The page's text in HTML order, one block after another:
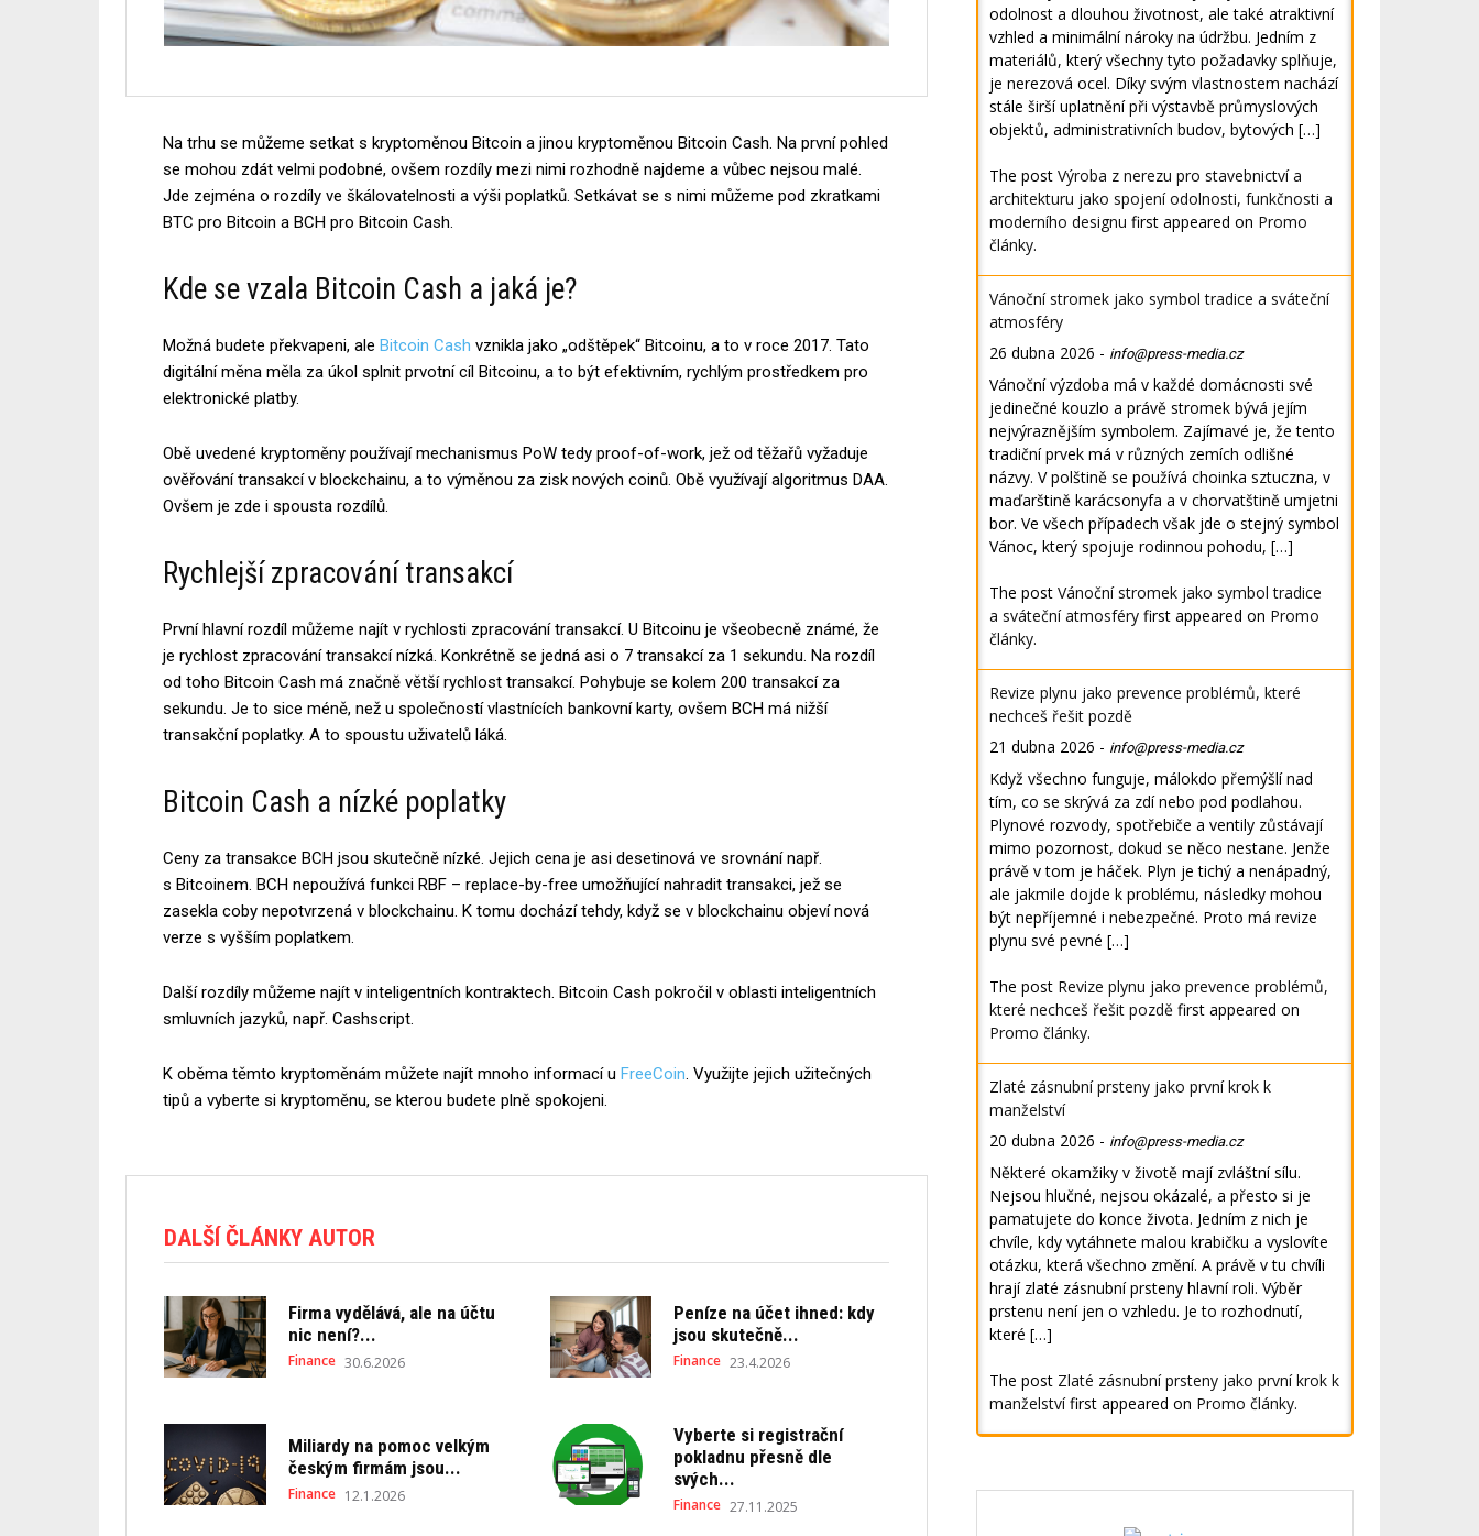
Na trhu se můžeme setkat s kryptoměnou Bitcoin a jinou kryptoměnou Bitcoin Cash. Na první pohled
se mohou zdát velmi podobné, ovšem rozdíly mezi nimi rozhodně najdeme a vůbec nejsou malé.
Jde zejména o rozdíly ve škálovatelnosti a výši poplatků. Setkávat se s nimi můžeme pod zkratkami
BTC pro Bitcoin a BCH pro Bitcoin Cash.
Kde se vzala Bitcoin Cash a jaká je?
Možná budete překvapeni, ale Bitcoin Cash vznikla jako „odštěpek“ Bitcoinu, a to v roce 2017. Tato
digitální měna měla za úkol splnit prvotní cíl Bitcoinu, a to být efektivním, rychlým prostředkem pro
elektronické platby.
Obě uvedené kryptoměny používají mechanismus PoW tedy proof-of-work, jež od těžařů vyžaduje
ověřování transakcí v blockchainu, a to výměnou za zisk nových coinů. Obě využívají algoritmus DAA.
Ovšem je zde i spousta rozdílů.
Rychlejší zpracování transakcí
První hlavní rozdíl můžeme najít v rychlosti zpracování transakcí. U Bitcoinu je všeobecně známé, že
je rychlost zpracování transakcí nízká. Konkrétně se jedná asi o 7 transakcí za 1 sekundu. Na rozdíl
od toho Bitcoin Cash má značně větší rychlost transakcí. Pohybuje se kolem 200 transakcí za
sekundu. Je to sice méně, než u společností vlastnících bankovní karty, ovšem BCH má nižší
transakční poplatky. A to spoustu uživatelů láká.
Bitcoin Cash a nízké poplatky
Ceny za transakce BCH jsou skutečně nízké. Jejich cena je asi desetinová ve srovnání např.
s Bitcoinem. BCH nepoužívá funkci RBF – replace-by-free umožňující nahradit transakci, jež se
zasekla coby nepotvrzená v blockchainu. K tomu dochází tehdy, když se v blockchainu objeví nová
verze s vyšším poplatkem.
Další rozdíly můžeme najít v inteligentních kontraktech. Bitcoin Cash pokročil v oblasti inteligentních
smluvních jazyků, např. Cashscript.
K oběma těmto kryptoměnám můžete najít mnoho informací u FreeCoin. Využijte jejich užitečných
tipů a vyberte si kryptoměnu, se kterou budete plně spokojeni.
DALŠÍ ČLÁNKY AUTOR
Firma vydělává, ale na účtu
nic není?...
Finance 30.6.2026
Peníze na účet ihned: kdy
jsou skutečně...
Finance 23.4.2026
Miliardy na pomoc velkým
českým firmám jsou...
Finance 12.1.2026
Vyberte si registrační
pokladnu přesně dle
svých...
Finance 27.11.2025
odolnost a dlouhou životnost, ale také atraktivní
vzhled a minimální nároky na údržbu. Jedním z
materiálů, který všechny tyto požadavky splňuje,
je nerezová ocel. Díky svým vlastnostem nachází
stále širší uplatnění při výstavbě průmyslových
objektů, administrativních budov, bytových […]
The postVýroba z nerezu pro stavebnictví a
architekturu jako spojení odolnosti, funkčnosti a
moderního designu first appeared on Promo
články.
Vánoční stromek jako symbol tradice a sváteční
atmosféry
26 dubna 2026 - info@press-media.cz
Vánoční výzdoba má v každé domácnosti své
jedinečné kouzlo a právě stromek bývá jejím
nejvýraznějším symbolem. Zajímavé je, že tento
tradiční prvek má v různých zemích odlišné
názvy. V polštině se používá choinka sztuczna, v
maďarštině karácsonyfa a v chorvatštině umjetni
bor. Ve všech případech však jde o stejný symbol
Vánoc, který spojuje rodinnou pohodu, […]
The postVánoční stromek jako symbol tradice
a sváteční atmosféry first appeared on Promo
články.
Revize plynu jako prevence problémů, které
nechceš řešit pozdě
21 dubna 2026 - info@press-media.cz
Když všechno funguje, málokdo přemýšlí nad
tím, co se skrývá za zdí nebo pod podlahou.
Plynové rozvody, spotřebiče a ventily zůstávají
mimo pozornost, dokud se něco nestane. Jenže
právě v tom je háček. Plyn je tichý a nenápadný,
ale jakmile dojde k problému, následky mohou
být nepříjemné i nebezpečné. Proto má revize
plynu své pevné […]
The post Revize plynu jako prevence problémů,
které nechceš řešit pozdě first appeared on
Promo články.
Zlaté zásnubní prsteny jako první krok k
manželství
20 dubna 2026 - info@press-media.cz
Některé okamžiky v životě mají zvláštní sílu.
Nejsou hlučné, nejsou okázalé, a přesto si je
pamatujete do konce života. Jedním z nich je
chvíle, kdy vytáhnete malou krabičku a vyslovíte
otázku, která všechno změní. A právě v tu chvíli
hrají zlaté zásnubní prsteny hlavní roli. Výběr
prstenu není jen o vzhledu. Je to rozhodnutí,
které […]
The post Zlaté zásnubní prsteny jako první krok k
manželstvífirst appeared on Promo články.